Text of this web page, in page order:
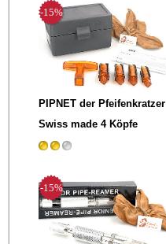
-15%
PIPNET der Pfeifenkratzer
Swiss made 4 Köpfe
-15%